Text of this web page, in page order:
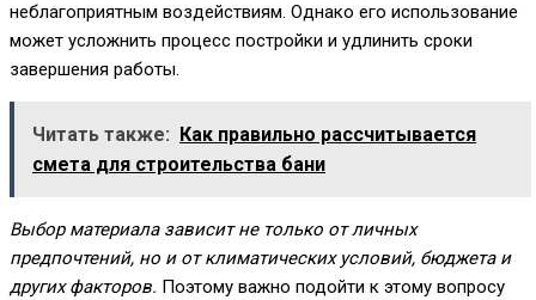
неблагоприятным воздействиям. Однако его использование
может усложнить процесс постройки и удлинить сроки
завершения работы.
Читать также:
Как правильно рассчитывается
смета для строительства бани
Выбор материала зависит не только от личных
предпочтений, но и от климатических условий, бюджета и
других факторов. Поэтому важно подойти к этому вопросу